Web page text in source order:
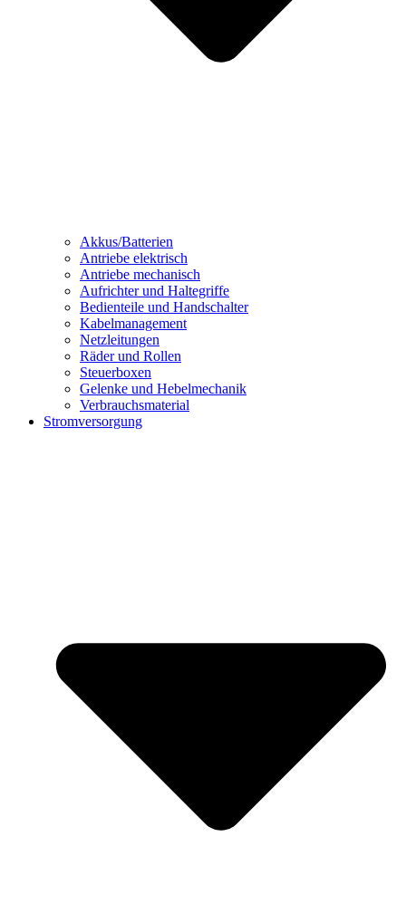
Akkus/Batterien
Antriebe elektrisch
Antriebe mechanisch
Aufrichter und Haltegriffe
Bedienteile und Handschalter
Kabelmanagement
Netzleitungen
Räder und Rollen
Steuerboxen
Gelenke und Hebelmechanik
Verbrauchsmaterial
Stromversorgung